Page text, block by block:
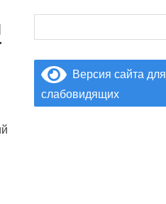
Версия сайта для
слабовидящих